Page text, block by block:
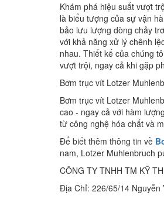
Khám phá hiệu suất vượt
là biểu tượng của sự vận
bảo lưu lượng dòng chảy
với khả năng xử lý chênh
nhau. Thiết kế của chúng
vượt trội, ngay cả khi gặp
Bơm trục vít Lotzer
Bơm trục vít Lotzer
cao - ngay cả với hàm
từ công nghệ hóa chất và
Để biết thêm thông tin về
nam, Lotzer Muhlenbruch
CÔNG TY TNHH TM KỸ
Địa Chỉ: 226/65/14 Nguyễn